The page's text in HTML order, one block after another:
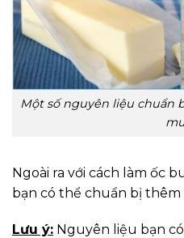
Một số nguyên liệu chuẩn
Ngoài ra với cách làm ốc
bạn có thể chuẩn bị thêm
Lưu ý: Nguyên liệu bạn